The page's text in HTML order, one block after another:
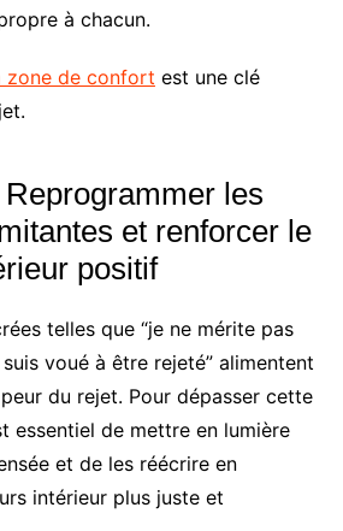
à chacun.
zone de confort est une clé
les
et renforcer le
positif
telles que “je ne mérite pas
suis voué à être rejeté” alimentent
du rejet. Pour dépasser cette
essentiel de mettre en lumière
et de les réécrire en
intérieur plus juste et